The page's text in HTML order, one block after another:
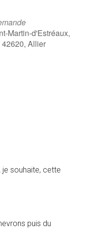
Martin-d'Estréaux,
Allier
je souhaite, cette
puis du